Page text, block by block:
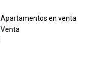
Apartamentos en venta
Venta